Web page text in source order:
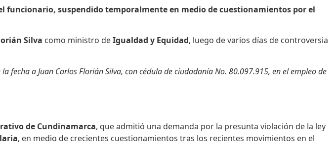
funcionario, suspendido temporalmente en medio de cuestionamientos por el
Silva como ministro deIgualdad y Equidad, luego de varios días de controversia
fecha a Juan Carlos Florián Silva, con cédula de ciudadanía No. 80.097.915, en el empleo de
de Cundinamarca, que admitió una demanda por la presunta violación de la ley
, en medio de crecientes cuestionamientos tras los recientes movimientos en el